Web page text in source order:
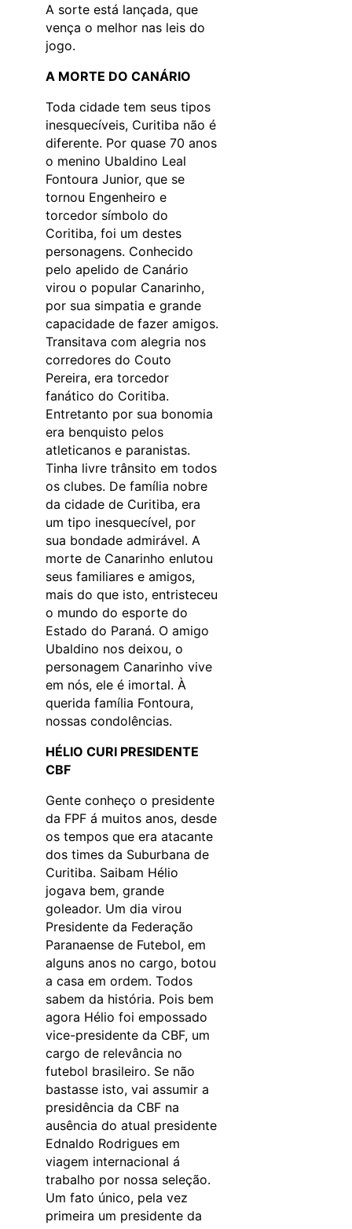
A sorte está lançada, que
vença o melhor nas leis do
jogo.
A MORTE DO CANÁRIO
Toda cidade tem seus tipos
inesquecíveis, Curitiba não é
diferente. Por quase 70 anos
o menino Ubaldino Leal
Fontoura Junior, que se
tornou Engenheiro e
torcedor símbolo do
Coritiba, foi um destes
personagens. Conhecido
pelo apelido de Canário
virou o popular Canarinho,
por sua simpatia e grande
capacidade de fazer amigos.
Transitava com alegria nos
corredores do Couto
Pereira, era torcedor
fanático do Coritiba.
Entretanto por sua bonomia
era benquisto pelos
atleticanos e paranistas.
Tinha livre trânsito em todos
os clubes. De família nobre
da cidade de Curitiba, era
um tipo inesquecível, por
sua bondade admirável. A
morte de Canarinho enlutou
seus familiares e amigos,
mais do que isto, entristeceu
o mundo do esporte do
Estado do Paraná. O amigo
Ubaldino nos deixou, o
personagem Canarinho vive
em nós, ele é imortal. À
querida família Fontoura,
nossas condolências.
HÉLIO CURI PRESIDENTE
CBF
Gente conheço o presidente
da FPF á muitos anos, desde
os tempos que era atacante
dos times da Suburbana de
Curitiba. Saibam Hélio
jogava bem, grande
goleador. Um dia virou
Presidente da Federação
Paranaense de Futebol, em
alguns anos no cargo, botou
a casa em ordem. Todos
sabem da história. Pois bem
agora Hélio foi empossado
vice-presidente da CBF, um
cargo de relevância no
futebol brasileiro. Se não
bastasse isto, vai assumir a
presidência da CBF na
ausência do atual presidente
Ednaldo Rodrigues em
viagem internacional á
trabalho por nossa seleção.
Um fato único, pela vez
primeira um presidente da